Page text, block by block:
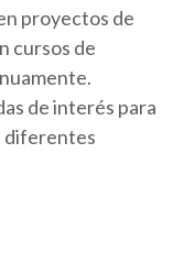
proyectos de
cursos de
de interés para
diferentes